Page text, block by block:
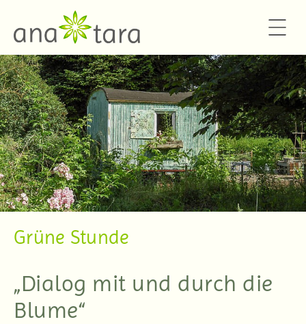
ana*tara
Stephanie A. König
Grüne Stunde
„Dialog mit und durch die
Blume“